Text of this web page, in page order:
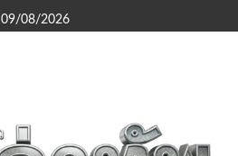
09/08/2026